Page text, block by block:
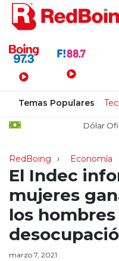
Menú
Temas Populares
Dólar Oficial:
RedBoing Economía
El Indec
mujeres
los
marzo 7, 2021